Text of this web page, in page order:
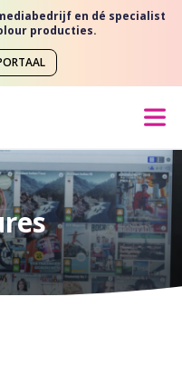
en dé specialist
producties.